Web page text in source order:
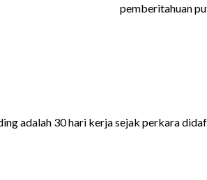
pemberitahuan
adalah 30 hari kerja sejak perkara